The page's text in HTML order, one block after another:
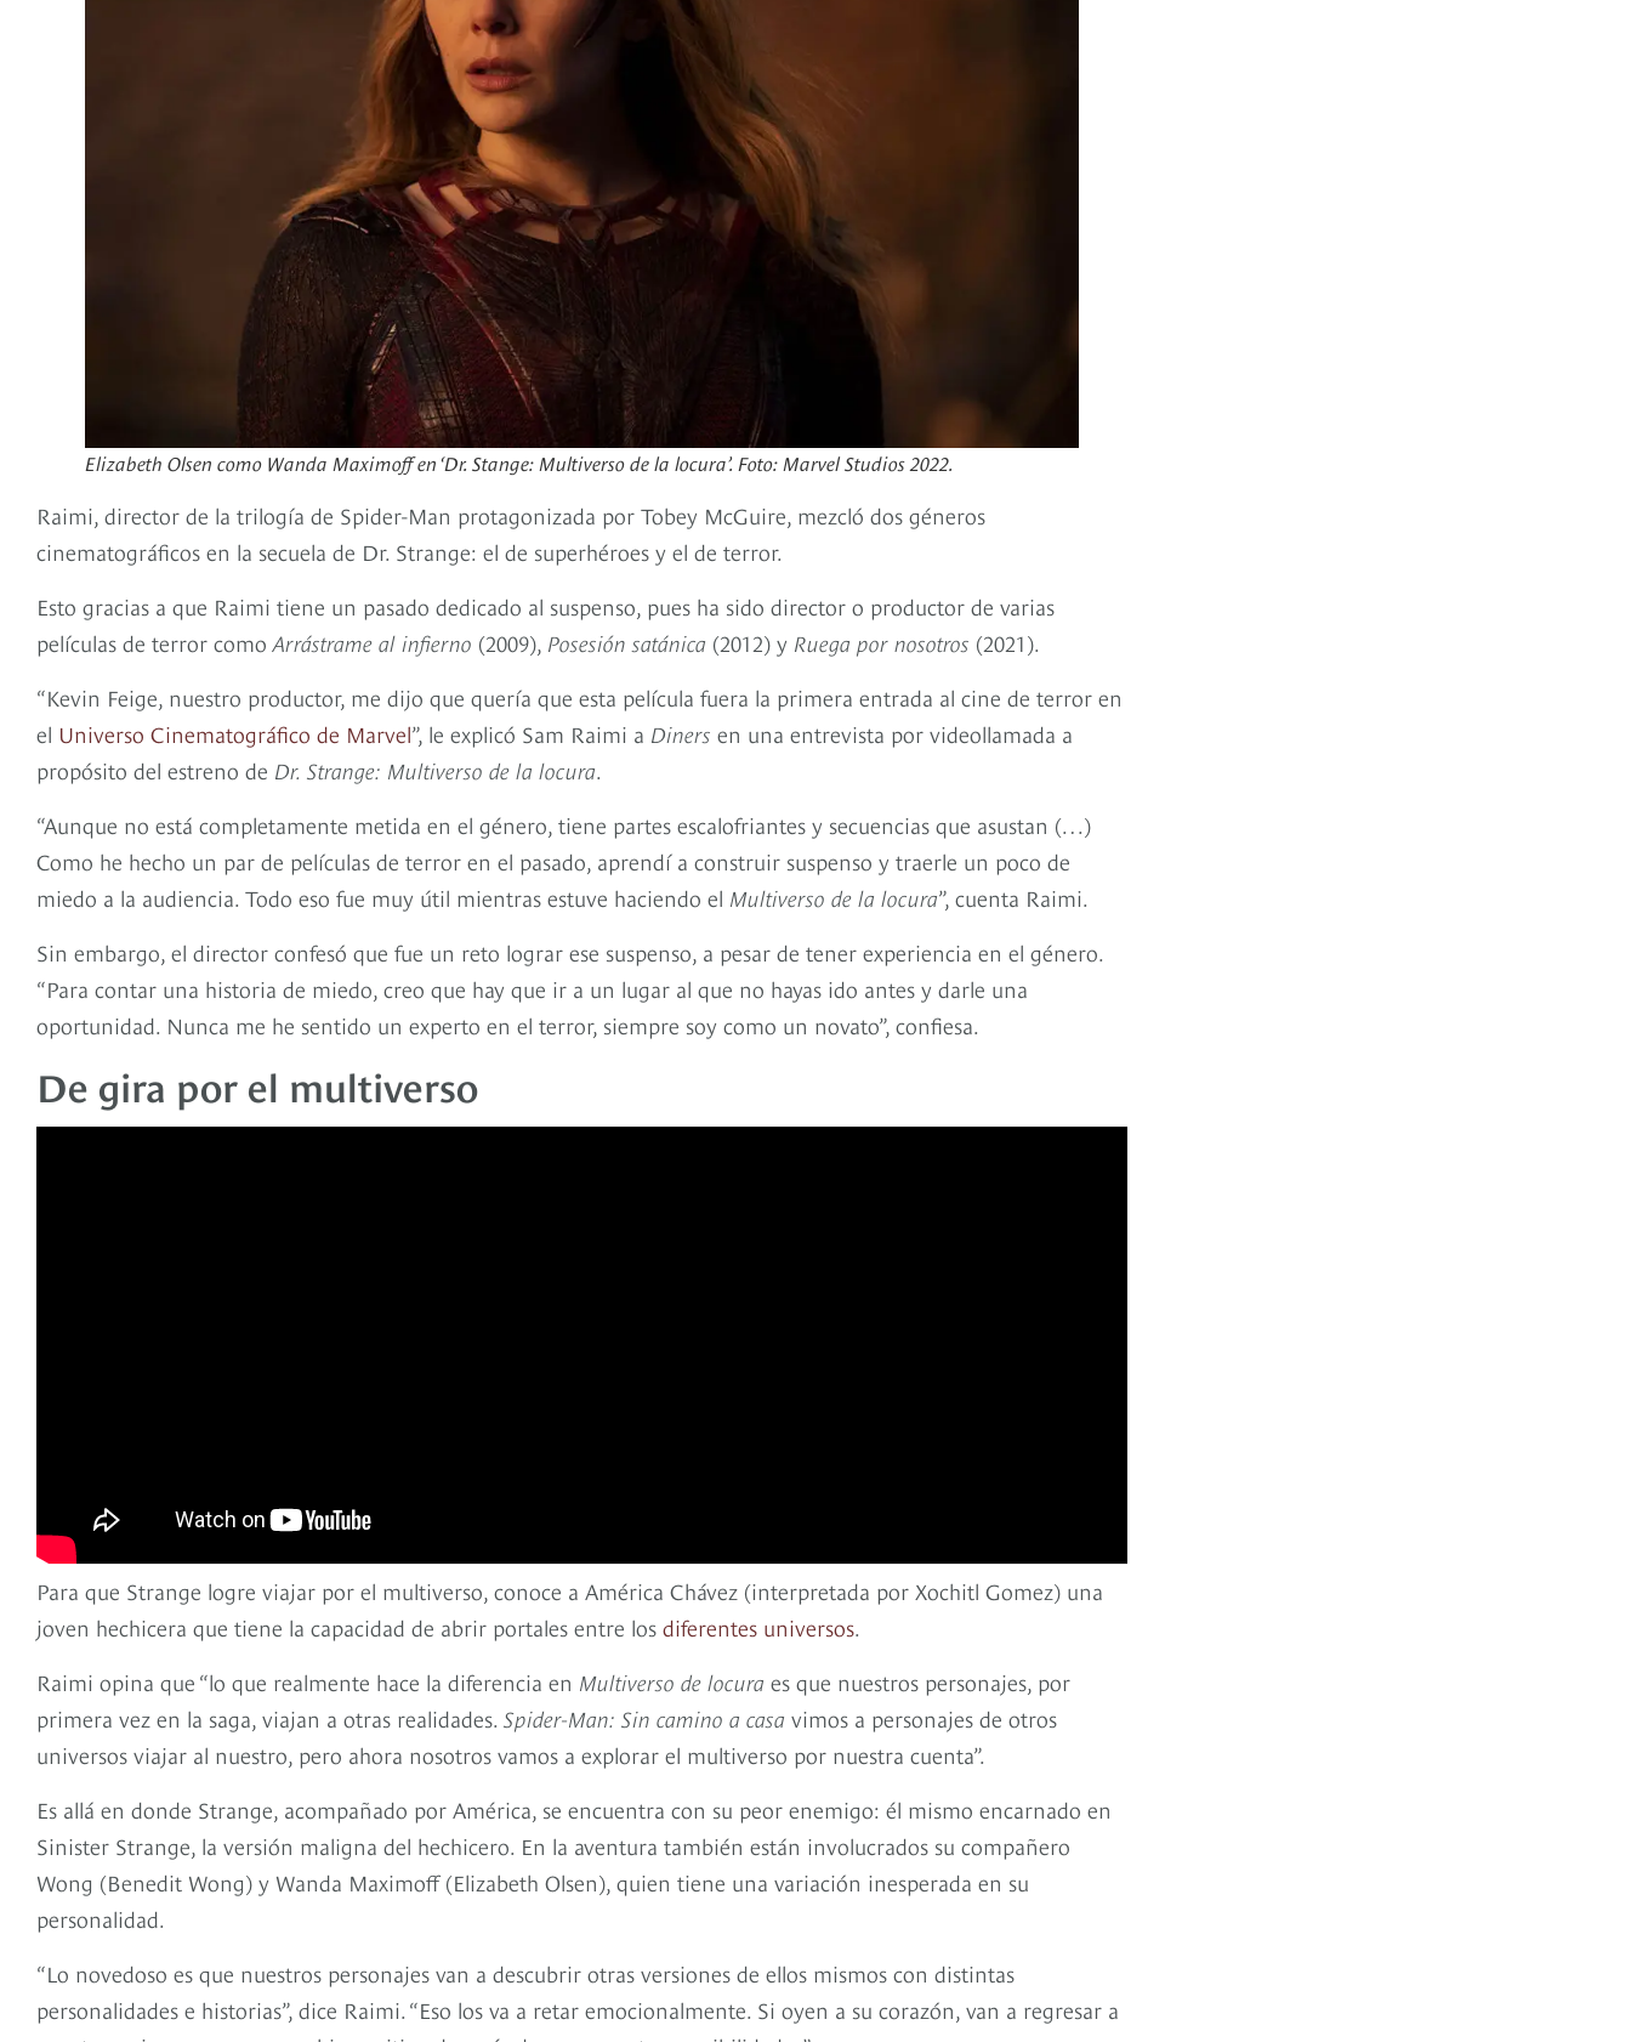
Elizabeth Olsen como Wanda Maximoff en ‘Dr. Stange: Multiverso de la locura’. Foto: Marvel Studios 2022.
Raimi, director de la trilogía de Spider-Man protagonizada por Tobey McGuire, mezcló dos géneros
cinematográficos en la secuela de Dr. Strange: el de superhéroes y el de terror.
Esto gracias a que Raimi tiene un pasado dedicado al suspenso, pues ha sido director o productor de varias
películas de terror como Arrástrame al infierno (2009), Posesión satánica (2012) y Ruega por nosotros (2021).
“Kevin Feige, nuestro productor, me dijo que quería que esta película fuera la primera entrada al cine de terror en
el Universo Cinematográfico de Marvel”, le explicó Sam Raimi a Diners en una entrevista por videollamada a
propósito del estreno de Dr. Strange: Multiverso de la locura
“Aunque no está completamente metida en el género, tiene partes escalofriantes y secuencias que asustan (…)
Como he hecho un par de películas de terror en el pasado, aprendí a construir suspenso y traerle un poco de
miedo a la audiencia. Todo eso fue muy útil mientras estuve haciendo el Multiverso de la locura”, cuenta Raimi.
Sin embargo, el director confesó que fue un reto lograr ese suspenso, a pesar de tener experiencia en el género.
“Para contar una historia de miedo, creo que hay que ir a un lugar al que no hayas ido antes y darle una
oportunidad. Nunca me he sentido un experto en el terror, siempre soy como un novato”, confiesa.
De gira por el multiverso
Para que Strange logre viajar por el multiverso, conoce a América Chávez (interpretada por Xochitl Gomez) una
joven hechicera que tiene la capacidad de abrir portales entre los diferentes universos
Raimi opina que “lo que realmente hace la diferencia en Multiverso de locura es que nuestros personajes, por
primera vez en la saga, viajan a otras realidades. Spider-Man: Sin camino a casa vimos a personajes de otros
universos viajar al nuestro, pero ahora nosotros vamos a explorar el multiverso por nuestra cuenta”.
Es allá en donde Strange, acompañado por América, se encuentra con su peor enemigo: él mismo encarnado en
Sinister Strange, la versión maligna del hechicero. En la aventura también están involucrados su compañero
Wong (Benedit Wong) y Wanda Maximoff (Elizabeth Olsen), quien tiene una variación inesperada en su
personalidad.
“Lo novedoso es que nuestros personajes van a descubrir otras versiones de ellos mismos con distintas
personalidades e historias”, dice Raimi. “Eso los va a retar emocionalmente. Si oyen a su corazón, van a regresar a